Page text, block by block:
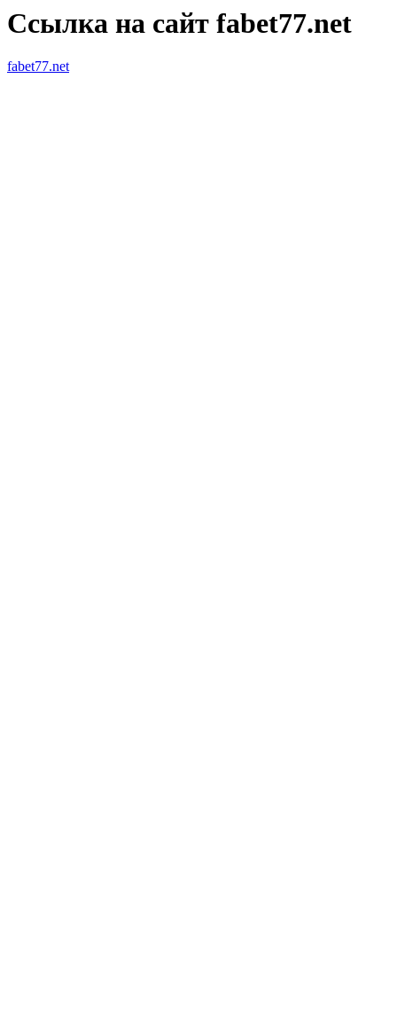
Ссылка на сайт fabet77.net
fabet77.net